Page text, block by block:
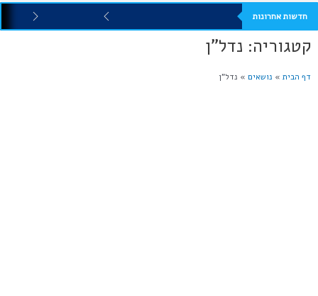
חדשות אחרונות
קטגוריה: נדל"ן
דף הבית» נושאים» נדל"ן